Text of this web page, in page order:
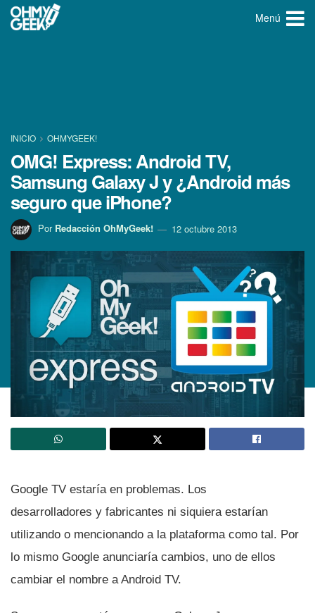
Menú
INICIO OHMYGEEK!
OMG! Express: Android TV,
Samsung Galaxy J y ¿Android más
seguro que iPhone?
Por Redacción OhMyGeek! 12 octubre 2013
Google TV estarí­a en problemas. Los
desarrolladores y fabricantes ni siquiera estarí­an
utilizando o mencionando a la plataforma como tal. Por
lo mismo Google anunciarí­a cambios, uno de ellos
cambiar el nombre a Android TV.